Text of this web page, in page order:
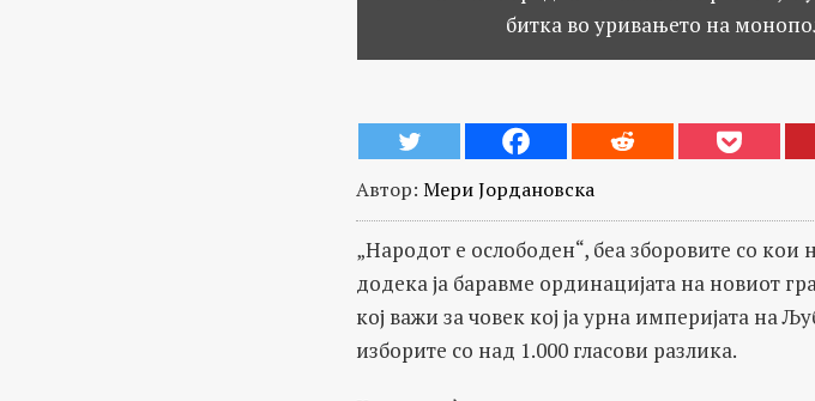
битка во уривањето на
Автор: Мери Јордановска
„Народот е ослободен“, беа зборовите со кои
додека ја баравме ординацијата на новиот
кој важи за човек кој ја урна империјата на
изборите со над 1.000 гласови разлика.